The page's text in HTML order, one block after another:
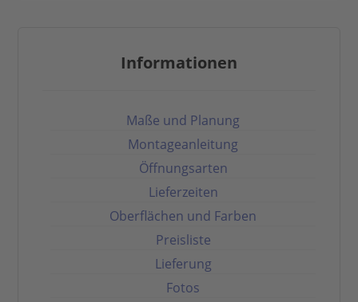
Informationen
Maße und Planung
Montageanleitung
Öffnungsarten
Lieferzeiten
Oberflächen und Farben
Preisliste
Lieferung
Fotos